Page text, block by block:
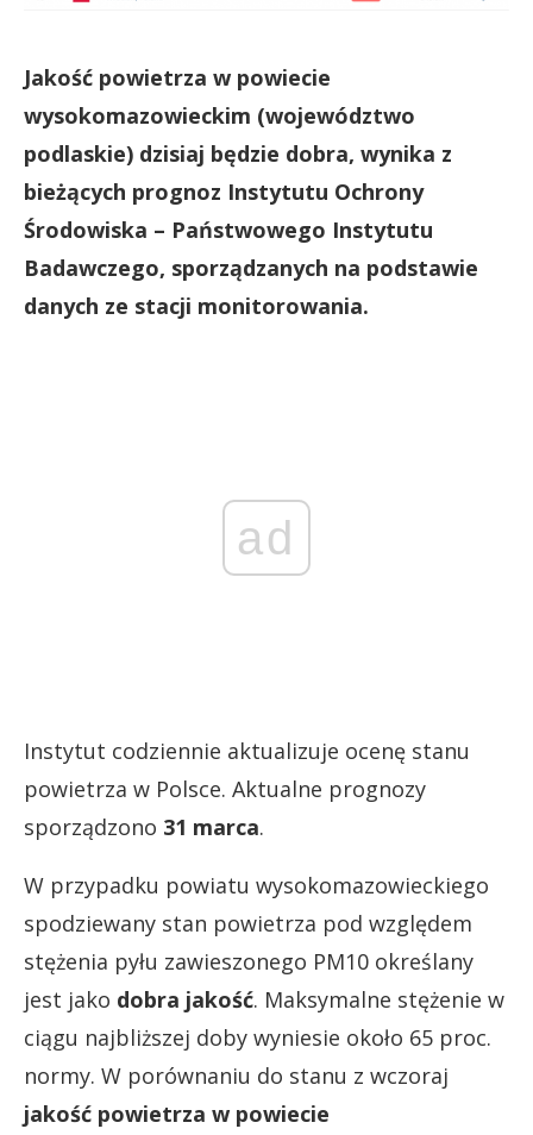
Jakość powietrza w powiecie
wysokomazowieckim (województwo
podlaskie) dzisiaj będzie dobra, wynika z
bieżących prognoz Instytutu Ochrony
Środowiska – Państwowego Instytutu
Badawczego, sporządzanych na podstawie
danych ze stacji monitorowania.
ad
Instytut codziennie aktualizuje ocenę stanu
powietrza w Polsce. Aktualne prognozy
sporządzono 31 marca.
W przypadku powiatu wysokomazowieckiego
spodziewany stan powietrza pod względem
stężenia pyłu zawieszonego PM10 określany
jest jako dobra jakość. Maksymalne stężenie w
ciągu najbliższej doby wyniesie około 65 proc.
normy. W porównaniu do stanu z wczoraj
jakość powietrza w powiecie